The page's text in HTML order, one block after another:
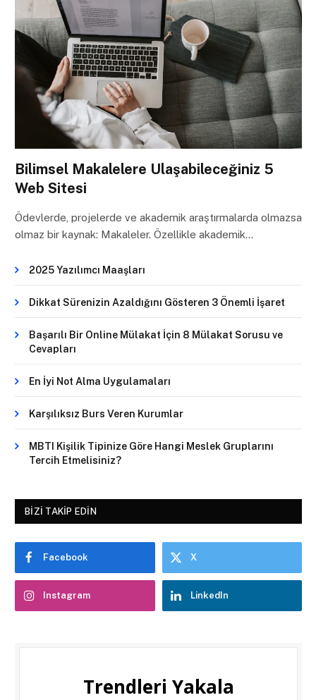
Bilimsel Makalelere Ulaşabileceğiniz 5
Web Sitesi
Ödevlerde, projelerde ve akademik araştırmalarda olmazsa
olmaz bir kaynak: Makaleler. Özellikle akademik…
2025 Yazılımcı Maaşları
Dikkat Sürenizin Azaldığını Gösteren 3 Önemli İşaret
Başarılı Bir Online Mülakat İçin 8 Mülakat Sorusu ve
Cevapları
En İyi Not Alma Uygulamaları
Karşılıksız Burs Veren Kurumlar
MBTI Kişilik Tipinize Göre Hangi Meslek Gruplarını
Tercih Etmelisiniz?
BIZI TAKIP EDIN
Facebook X
Instagram LinkedIn
Trendleri Yakala